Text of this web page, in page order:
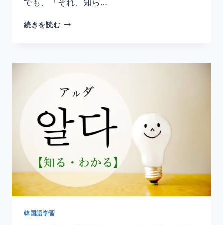
でも、「それ、知ら…
続きを読む韓
意
味
使
い
方
｜
知
韓国語学習